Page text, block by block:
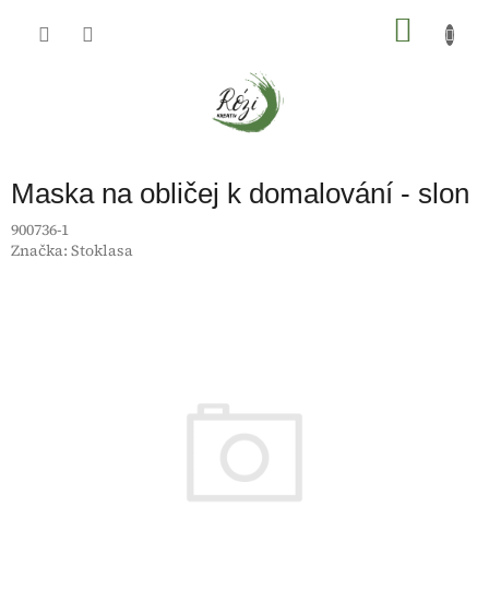
Maska na obličej k domalování - slon
900736-1
Značka: Stoklasa